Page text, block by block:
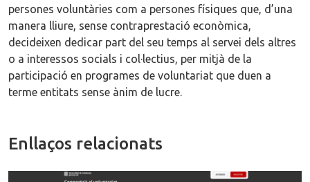
persones voluntàries com a persones físiques que, d’una
manera lliure, sense contraprestació econòmica,
decideixen dedicar part del seu temps al servei dels altres
o a interessos socials i col·lectius, per mitjà de la
participació en programes de voluntariat que duen a
terme entitats sense ànim de lucre.
Enllaços relacionats